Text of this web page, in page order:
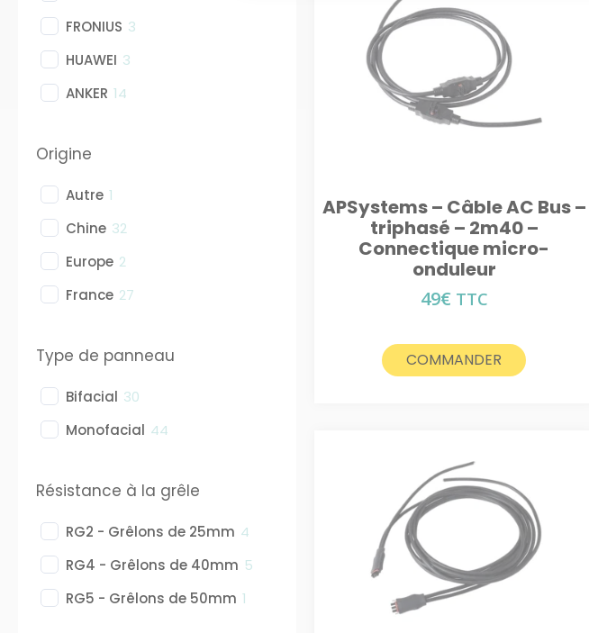
FRONIUS 3
HUAWEI 3
ANKER 14
Origine
Autre 1
Chine 32
Europe 2
France 27
Type de panneau
Bifacial 30
Monofacial 44
Résistance à la grêle
RG2 - Grêlons de 25mm 4
RG4 - Grêlons de 40mm 5
RG5 - Grêlons de 50mm 1
APSystems – Câble AC Bus –
triphasé – 2m40 –
Connectique micro-
onduleur
49€ TTC
COMMANDER